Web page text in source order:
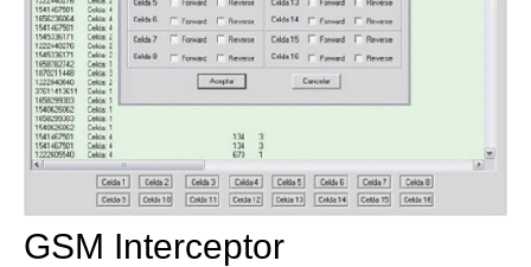
GSM Interceptor